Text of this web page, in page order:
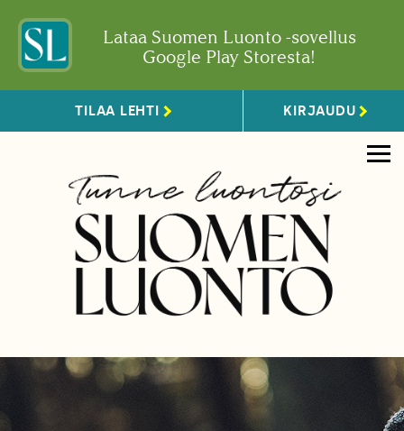
Lataa Suomen Luonto -sovellus
Google Play Storesta!
TILAA LEHTI KIRJAUDU